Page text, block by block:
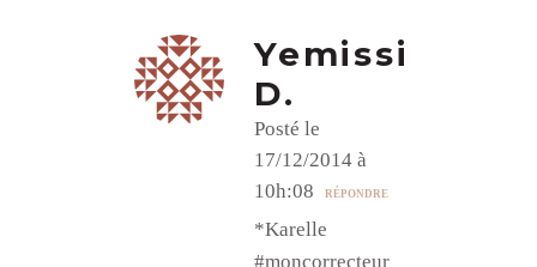
Yemissi
D.
Posté le
17/12/2014 à
10h:08
RÉPONDRE
*Karelle
#moncorrecteur